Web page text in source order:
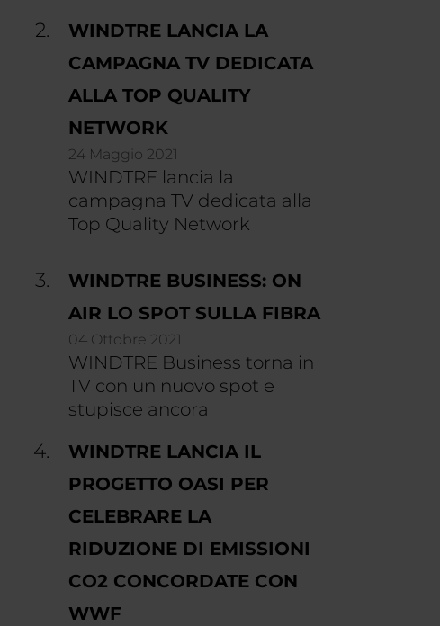
WINDTRE LANCIA LA
CAMPAGNA TV DEDICATA
ALLA TOP QUALITY
NETWORK
24 Maggio 2021
WINDTRE lancia la
campagna TV dedicata alla
Top Quality Network
WINDTRE BUSINESS: ON
AIR LO SPOT SULLA FIBRA
04 Ottobre 2021
WINDTRE Business torna in
TV con un nuovo spot e
stupisce ancora
WINDTRE LANCIA IL
PROGETTO OASI PER
CELEBRARE LA
RIDUZIONE DI EMISSIONI
CO2 CONCORDATE CON
WWF